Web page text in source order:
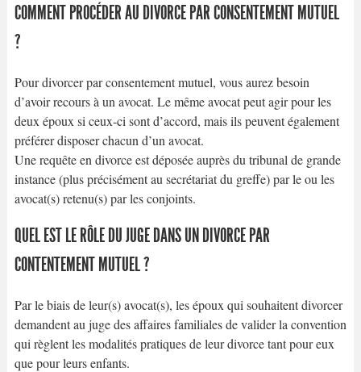
COMMENT PROCÉDER AU DIVORCE PAR CONSENTEMENT MUTUEL
?
Pour divorcer par consentement mutuel, vous aurez besoin
d’avoir recours à un avocat. Le même avocat peut agir pour les
deux époux si ceux-ci sont d’accord, mais ils peuvent également
préférer disposer chacun d’un avocat.
Une requête en divorce est déposée auprès du tribunal de grande
instance (plus précisément au secrétariat du greffe) par le ou les
avocat(s) retenu(s) par les conjoints.
QUEL EST LE RÔLE DU JUGE DANS UN DIVORCE PAR
CONTENTEMENT MUTUEL ?
Par le biais de leur(s) avocat(s), les époux qui souhaitent divorcer
demandent au juge des affaires familiales de valider la convention
qui règlent les modalités pratiques de leur divorce tant pour eux
que pour leurs enfants.